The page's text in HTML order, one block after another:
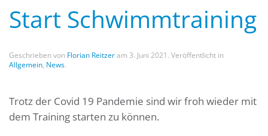
Start Schwimmtraining
Geschrieben von Florian Reitzeram 3. Juni 2021 . Veröffentlicht in
Allgemein, News.
Trotz der Covid 19 Pandemie sind wir froh wieder mit
dem Training starten zu können.